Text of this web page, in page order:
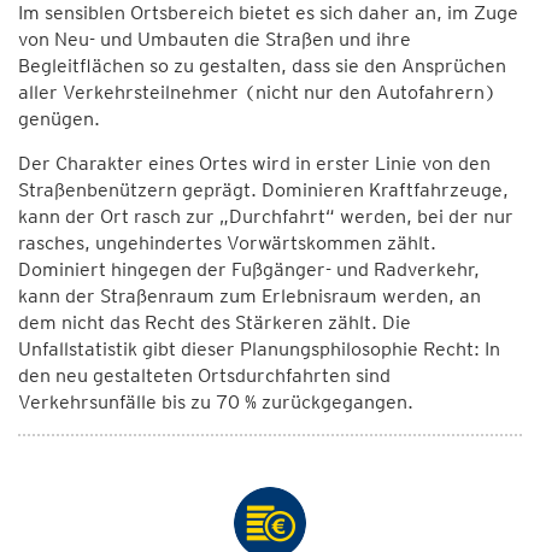
Im sensiblen Ortsbereich bietet es sich daher an, im Zuge
von Neu- und Umbauten die Straßen und ihre
Begleitflächen so zu gestalten, dass sie den Ansprüchen
aller Verkehrsteilnehmer (nicht nur den Autofahrern)
genügen.
Der Charakter eines Ortes wird in erster Linie von den
Straßenbenützern geprägt. Dominieren Kraftfahrzeuge,
kann der Ort rasch zur „Durchfahrt“ werden, bei der nur
rasches, ungehindertes Vorwärtskommen zählt.
Dominiert hingegen der Fußgänger- und Radverkehr,
kann der Straßenraum zum Erlebnisraum werden, an
dem nicht das Recht des Stärkeren zählt. Die
Unfallstatistik gibt dieser Planungsphilosophie Recht: In
den neu gestalteten Ortsdurchfahrten sind
Verkehrsunfälle bis zu 70 % zurückgegangen.